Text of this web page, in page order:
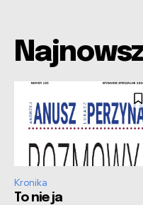
Kronika
To nie ja